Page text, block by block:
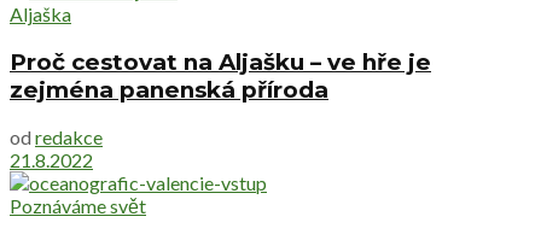
Aljaška
Proč cestovat na Aljašku – ve hře je
zejména panenská příroda
od redakce
21.8.2022
Poznáváme svět